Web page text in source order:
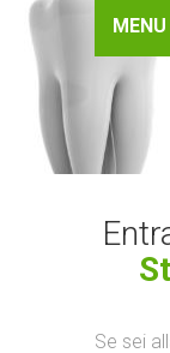
MENU
Se sei